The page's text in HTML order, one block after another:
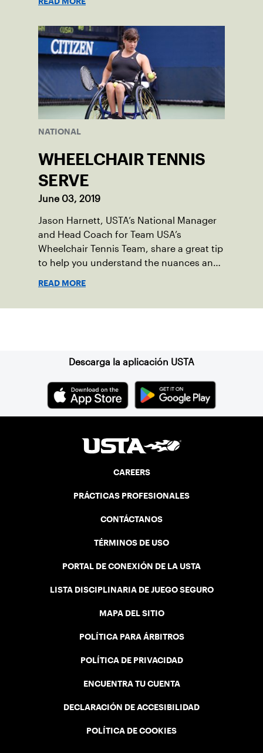
READ MORE
NATIONAL
WHEELCHAIR TENNIS
SERVE
June 03, 2019
Jason Harnett, USTA’s National Manager
and Head Coach for Team USA’s
Wheelchair Tennis Team, share a great tip
to help you understand the nuances and
READ MORE
Descarga la aplicación USTA
CAREERS
PRÁCTICAS PROFESIONALES
CONTÁCTANOS
TÉRMINOS DE USO
PORTAL DE CONEXIÓN DE LA USTA
LISTA DISCIPLINARIA DE JUEGO SEGURO
MAPA DEL SITIO
POLÍTICA PARA ÁRBITROS
POLÍTICA DE PRIVACIDAD
ENCUENTRA TU CUENTA
DECLARACIÓN DE ACCESIBILIDAD
POLÍTICA DE COOKIES